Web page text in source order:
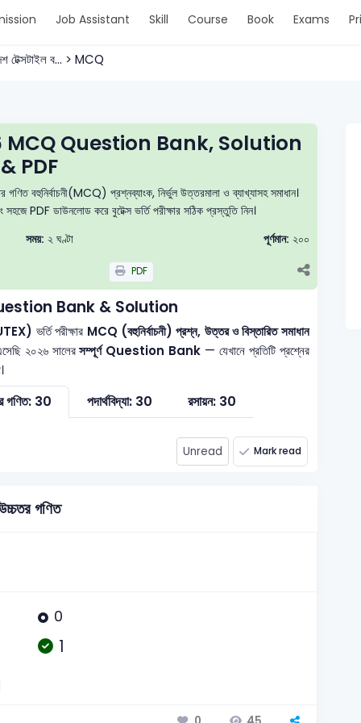
Job Assistant Skill Course Book Exams
টেক্সটাইল ব... > MCQ
MCQ Question Bank, Solution
& PDF
বহুনির্বাচনী(MCQ) প্রশ্নব্যাংক, নির্ভুল উত্তরমালা ও ব্যাখ্যাসহ সমাধান।
PDF ডাউনলোড করে বুটেক্স ভর্তি পরীক্ষার সঠিক প্রস্তুতি নিন।
সময়: ২ ঘণ্টা পূর্ণমান: ২০০
PDF
Bank & Solution
ভর্তি পরীক্ষার MCQ (বহুনির্বাচনী) প্রশ্ন, উত্তর ও বিস্তারিত সমাধান
২০২৬ সালেরসম্পূর্ণ Question Bank — যেখানে প্রতিটি প্রশ্নের
গণিত: 30 পদার্থবিদ্যা: 30 রসায়ন: 30
Unread Mark read
গণিত
0
1